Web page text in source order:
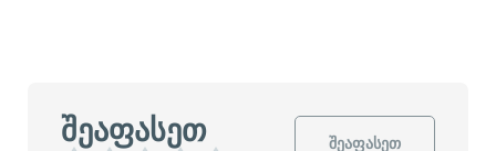
შეაფასეთ შეაფასეთ